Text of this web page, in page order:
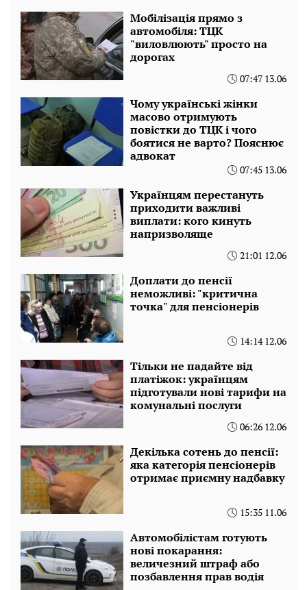
Мобілізація прямо з
автомобіля: ТЦК
"виловлюють" просто на
дорогах
07:47 13.06
Чому українські жінки
масово отримують
повістки до ТЦК і чого
боятися не варто? Пояснює
адвокат
07:45 13.06
Українцям перестануть
приходити важливі
виплати: кого кинуть
напризволяще
21:01 12.06
Доплати до пенсії
неможливі: "критична
точка" для пенсіонерів
14:14 12.06
Тільки не падайте від
платіжок: українцям
підготували нові тарифи на
комунальні послуги
06:26 12.06
Декілька сотень до пенсії:
яка категорія пенсіонерів
отримає приємну надбавку
15:35 11.06
Автомобілістам готують
нові покарання:
величезний штраф або
позбавлення прав водія